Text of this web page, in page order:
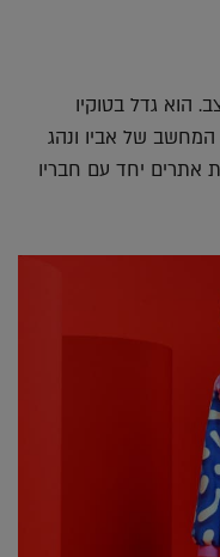
הוא גדל בטוקיו
המחשב של אביו ונהג
אתרים יחד עם חבריו